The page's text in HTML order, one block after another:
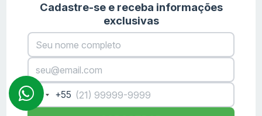
Cadastre-se e receba informações
exclusivas
Brazil
+55
+55